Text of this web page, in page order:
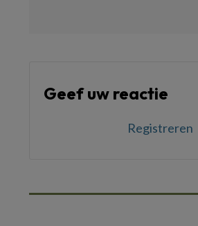
Geef uw reactie
Registreren